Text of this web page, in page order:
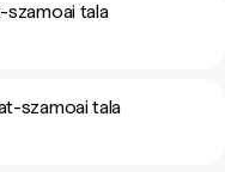
tala
szamoai tala